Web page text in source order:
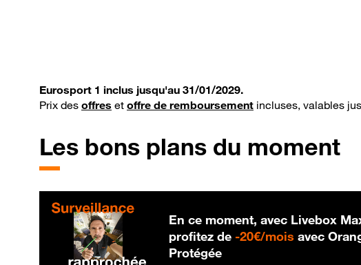
Eurosport 1 inclus jusqu'au 31/01/2029.
Prix des offres et offre de remboursement incluses, valables
Les bons plans du moment
En ce moment, avec Livebox
profitez de -20€/mois 20 € par
avec
Protégée